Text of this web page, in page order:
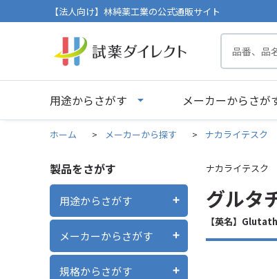
【法人向け】林純薬工業の公式通販サイト
用途からさがす メーカーからさが
ホーム > メーカーから探す > ナカライテスク
製品をさがす
用途からさがす
メーカーからさがす
規格からさがす
ナカライテスク
グルタ
【英名】